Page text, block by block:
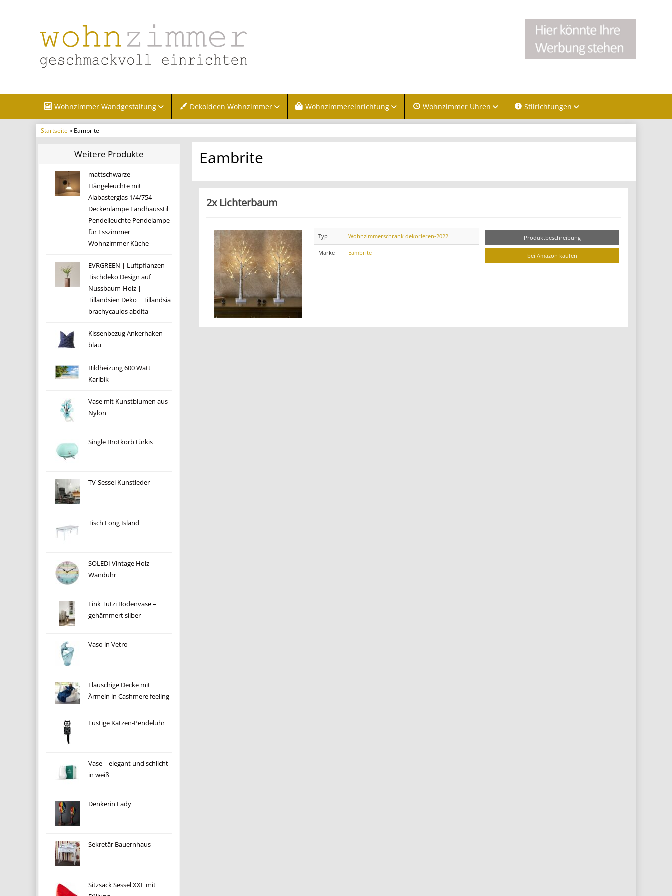
Wohnzimmer Wandgestaltung Dekoideen Wohnzimmer Wohnzimmereinrichtung Wohnzimmer Uhren Stilrichtungen
Startseite» Eambrite
Weitere Produkte
mattschwarze
Hängeleuchte mit
Alabasterglas 1/4/754
Deckenlampe Landhausstil
Pendelleuchte Pendelampe
für Esszimmer
Wohnzimmer Küche
EVRGREEN | Luftpflanzen
Tischdeko Design auf
Nussbaum-Holz |
Tillandsien Deko | Tillandsia
brachycaulos abdita
Kissenbezug Ankerhaken
blau
Bildheizung 600 Watt
Karibik
Vase mit Kunstblumen aus
Nylon
Single Brotkorb türkis
TV-Sessel Kunstleder
Tisch Long Island
SOLEDI Vintage Holz
Wanduhr
Fink Tutzi Bodenvase –
gehämmert silber
Vaso in Vetro
Flauschige Decke mit
Ärmeln in Cashmere feeling
Lustige Katzen-Pendeluhr
Vase – elegant und schlicht
in weiß
Denkerin Lady
Sekretär Bauernhaus
Sitzsack Sessel XXL mit
Eambrite
2x Lichterbaum
Typ Wohnzimmerschrank dekorieren-2022
Marke Eambrite
Produktbeschreibung
bei Amazon kaufen